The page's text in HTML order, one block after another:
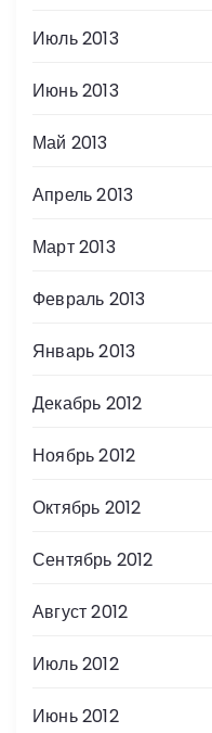
Июль 2013
Июнь 2013
Май 2013
Апрель 2013
Март 2013
Февраль 2013
Январь 2013
Декабрь 2012
Ноябрь 2012
Октябрь 2012
Сентябрь 2012
Август 2012
Июль 2012
Июнь 2012